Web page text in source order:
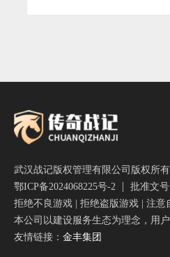
武汉战记版权管理有限公司版权所有
鄂ICP备2024068225号-2
批准文
拒绝不良游戏 | 拒绝盗版游戏 | 注
本公司以建设服务生态为理念，用
友情链接： 金丰集团